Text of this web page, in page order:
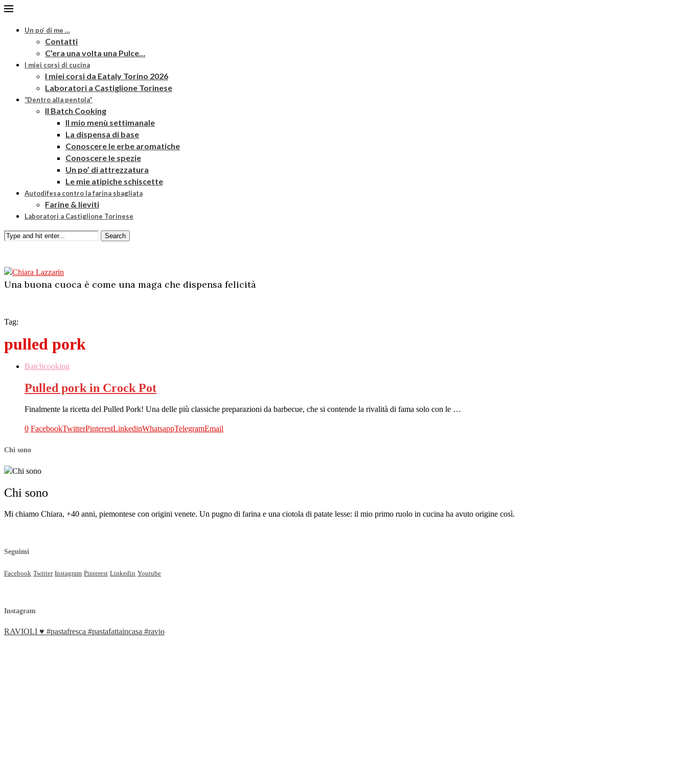
Un po’ di me …
Contatti
C’era una volta una Pulce…
I miei corsi di cucina
I miei corsi da Eataly Torino 2026
Laboratori a Castiglione Torinese
“Dentro alla pentola”
Il Batch Cooking
Il mio menù settimanale
La dispensa di base
Conoscere le erbe aromatiche
Conoscere le spezie
Un po’ di attrezzatura
Le mie atipiche schiscette
Autodifesa contro la farina sbagliata
Farine & lieviti
Laboratori a Castiglione Torinese
Search
Una buona cuoca è come una maga che dispensa felicità
Tag:
pulled pork
Batchcooking
Pulled pork in Crock Pot
Finalmente la ricetta del Pulled Pork! Una delle più classiche preparazioni da barbecue, che si contende la rivalità di fama solo con le …
0 FacebookTwitterPinterestLinkedinWhatsappTelegramEmail
Chi sono
Chi sono
Mi chiamo Chiara, +40 anni, piemontese con origini venete. Un pugno di farina e una ciotola di patate lesse: il mio primo ruolo in cucina ha avuto origine così.
Seguimi
Facebook Twitter Instagram Pinterest Linkedin Youtube
Instagram
RAVIOLI ♥️ #pastafresca #pastafattaincasa #ravio